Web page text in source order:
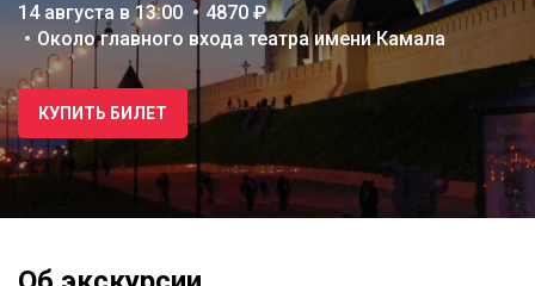
14 августа в 13:00
4870 ₽
Около главного входа театра имени Камала
КУПИТЬ БИЛЕТ